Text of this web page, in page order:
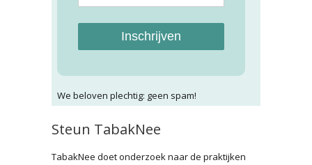
Inschrijven
We beloven plechtig: geen spam!
Steun TabakNee
TabakNee doet onderzoek naar de praktijken